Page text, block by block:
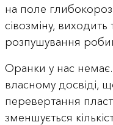
на поле
сівозміну,
розпушування
Оранки у нас
власному досвіді,
перевертання
зменшується